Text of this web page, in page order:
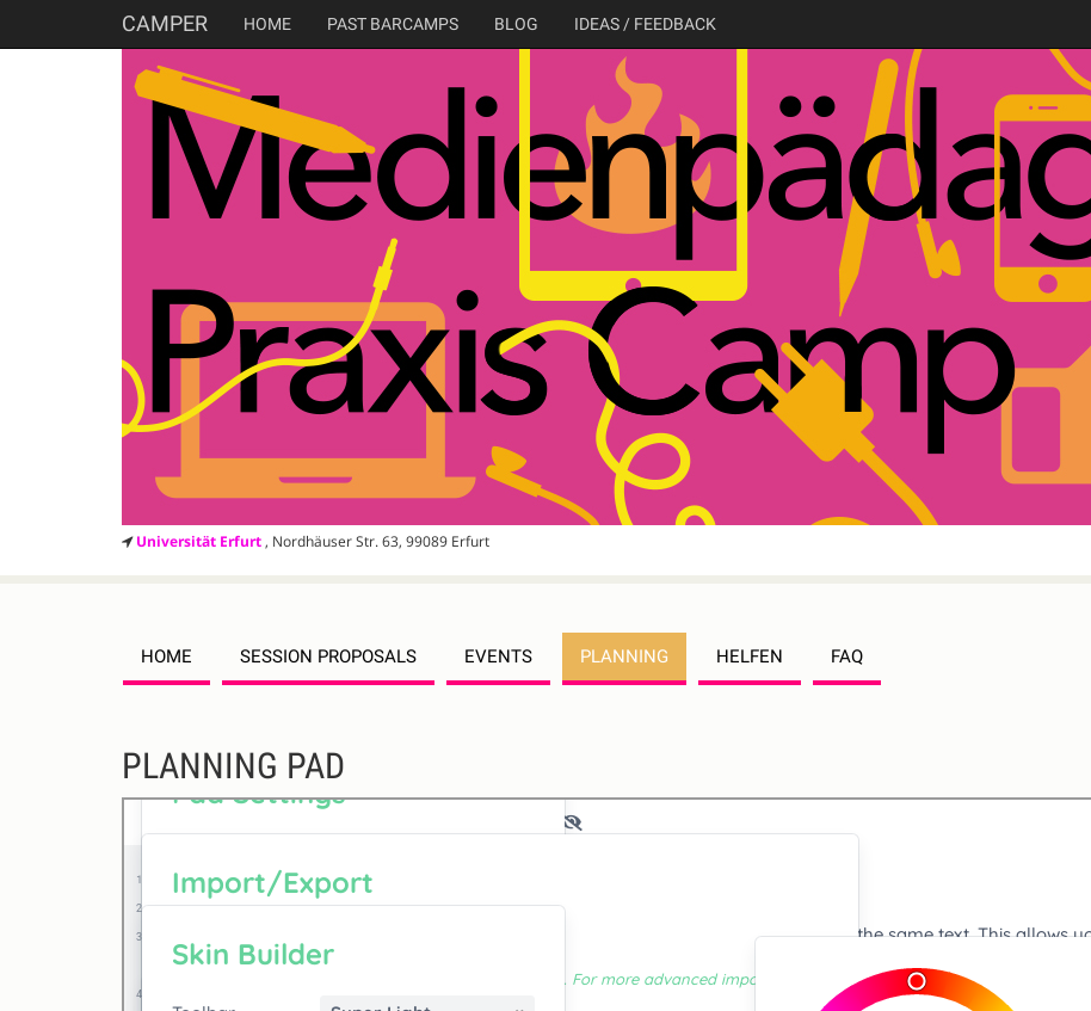
CAMPER HOME PAST BARCAMPS BLOG IDEAS / FEEDBACK
Universität Erfurt, Nordhäuser Str. 63, 99089 Erfurt
HOME SESSION PROPOSALS EVENTS PLANNING HELFEN FAQ
PLANNING PAD